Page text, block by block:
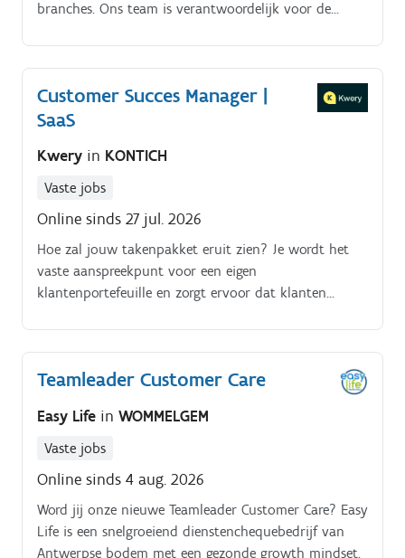
branches. Ons team is verantwoordelijk voor de
commerce bestellingen naar bestemmingen in heel
Europa.
Customer Succes Manager |
SaaS
Kwery in KONTICH
Vaste jobs
Online sinds 27 jul. 2026
Hoe zal jouw takenpakket eruit zien? Je wordt het
vaste aanspreekpunt voor een eigen
klantenportefeuille en zorgt ervoor dat klanten
klanten over de verschillende functionaliteiten en
mogelijkheden van het platform. Je detecteert
verzamelt waardevolle feedback en werkt samen met
interne teams aan verdere optimalisaties van de
Teamleader Customer Care
Easy Life in WOMMELGEM
Vaste jobs
Online sinds 4 aug. 2026
Word jij onze nieuwe Teamleader Customer Care? Easy
Life is een snelgroeiend dienstenchequebedrijf van
Antwerpse bodem met een gezonde growth mindset.